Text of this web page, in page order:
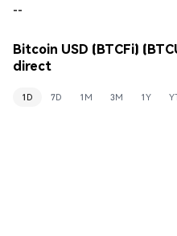
--
Bitcoin USD (BTCFi)
direct
1D 7D 1M 3M 1Y